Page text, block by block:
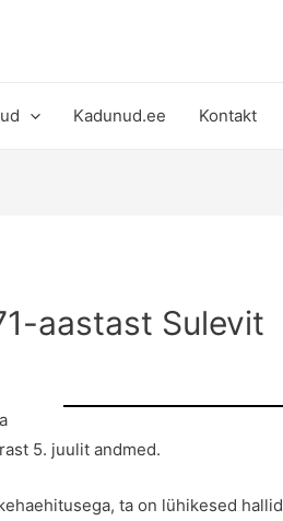
Kadunud.ee Kontakt
aastast Sulevit
5. juulit andmed.
ta on lühikesed hallid